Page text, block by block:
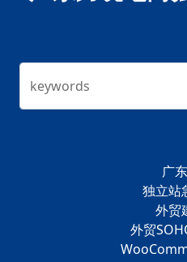
keywords
广
独立站
外贸
外贸